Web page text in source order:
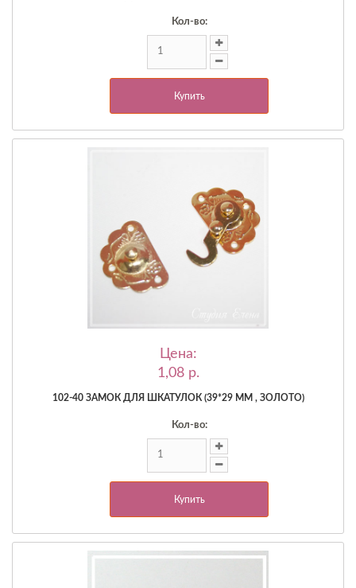
Кол-во:
Купить
Цена:
1,08 p.
102-40 ЗАМОК ДЛЯ ШКАТУЛОК (39*29 ММ , ЗОЛОТО)
Кол-во:
Купить